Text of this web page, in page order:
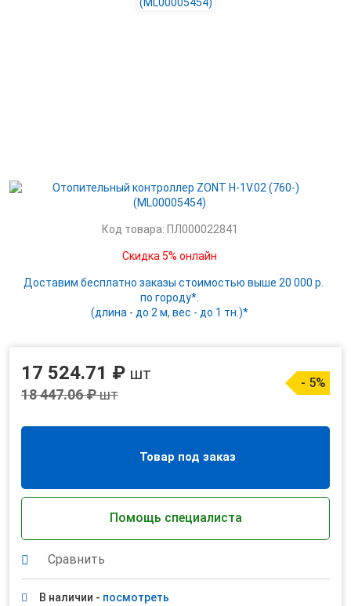
Код товара: ПЛ000022841
Скидка 5% онлайн
Доставим бесплатно заказы стоимостью выше 20 000 р.
по городу*.
(длина - до 2 м, вес - до 1 тн.)*
17 524.71 ₽ шт
18 447.06 ₽шт
- 5%
Товар под заказ
Помощь специалиста
Сравнить
В наличии - посмотреть